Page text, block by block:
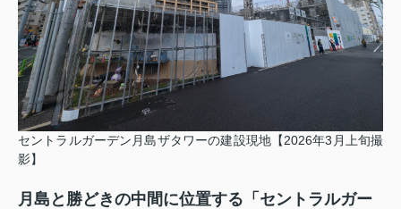
セントラルガーデン月島ザタワーの建設現地【2026年3月上旬撮
影】
月島と勝どきの中間に位置する「セントラルガー